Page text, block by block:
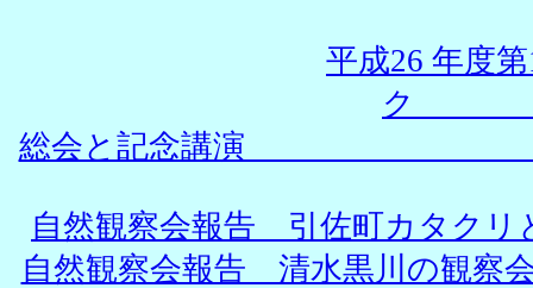
平成26 年度
総会と記
自然観察会報告 引佐町カタクリ
自然観察会報告 清水黒川の観察